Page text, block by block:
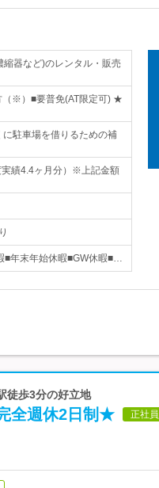
器など)のレンタル・販売
（※）■要普免(AT限定可) ★
駐車場を借りるための補
実績4.4ヶ月分）※上記金額
■年末年始休暇■GW休暇■…
徒歩3分の好立地
全週休2日制★ 正社員